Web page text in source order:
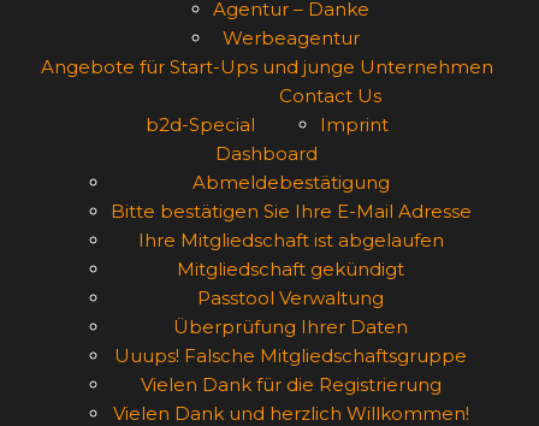
Agentur – Danke
Werbeagentur
Angebote für Start-Ups und junge Unternehmen
b2d-Special
Contact Us
Imprint
Dashboard
Abmeldebestätigung
Bitte bestätigen Sie Ihre E-Mail Adresse
Ihre Mitgliedschaft ist abgelaufen
Mitgliedschaft gekündigt
Passtool Verwaltung
Überprüfung Ihrer Daten
Uuups! Falsche Mitgliedschaftsgruppe
Vielen Dank für die Registrierung
Vielen Dank und herzlich Willkommen!